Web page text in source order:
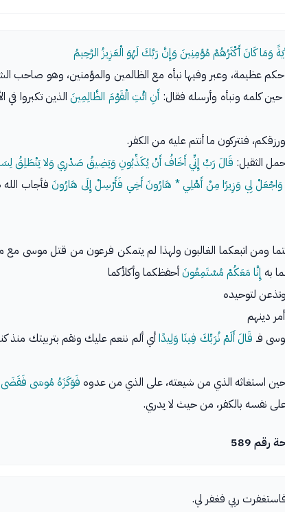
وَمَا كَانَ أَكْثَرُهُمْ مُؤمِنِينَ وَإِنَّ رَبَّكَ لَهُوَ الْعَزِيزُ الرَّحِيمُ
حكم عظيمة، وعبر وفيها نبأه مع الظالمين والمؤمنين، وهو صاحب
حين كلمه ونبأه وأرسله فقال: أَنِ ائْتِ الْقَوْمَ الظَّالِمِينَالذين تكبروا في
فتتركون ما أنتم عليه من الكفر.
الثقيل: قَالَ رَبِّ إِنِّي أَخَافُ أَنْ يُكَذِّبُونِ وَيَضِيقُ صَدْرِي وَلا يَنْطَلِقُ
لِي وَزِيرًا مِنْ أَهْلِي * هَارُونَ أَخِي فَأَرْسِلْ إِلَى هَارُونَ فأجاب الله
ومن اتبعكما الغالبون ولهذا لم يتمكن فرعون من قتل موسى مع
إِنَّا مَعَكُمْ مُسْتَمِعُونَأحفظكما وأكلأكما
وتذعن لتوحيده
دينهم
فـ قَالَ أَلَمْ نُرَبِّكَ فِينَا وَلِيدًاأي ألم ننعم عليك ونقم بتربيتك منذ
استغاثه الذي من شيعته، على الذي من عدوه فَوَكَزَهُ مُوسَى فَقَضَى
نفسه بالكفر، من حيث لا يدري.
589
ربي فغفر لي.